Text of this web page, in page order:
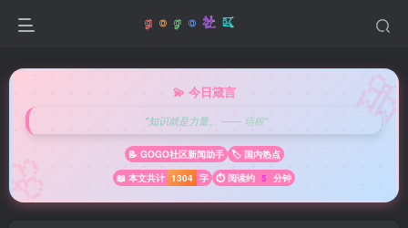
💫 今日箴言
"知识就是力量。 —— 培根"
📝 GOGO社区新闻助手
🏷️ 国内热点
📖 本文共计 1304 字 ⏱️ 阅读约 5 分钟